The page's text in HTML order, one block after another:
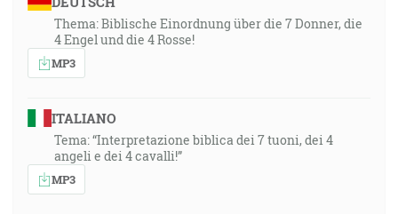
Thema: Biblische Einordnung über die 7 Donner, die
4 Engel und die 4 Rosse!
MP3
ITALIANO
Tema: “Interpretazione biblica dei 7 tuoni, dei 4
angeli e dei 4 cavalli!”
MP3